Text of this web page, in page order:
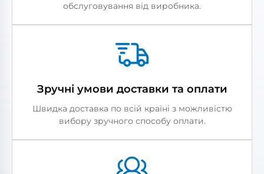
обслуговування від виробника.
Зручні умови доставки та оплати
Швидка доставка по всій країні з можливістю
вибору зручного способу оплати.